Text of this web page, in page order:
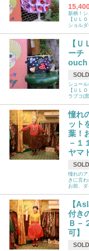
新柄！シ
【ＵＬＯ
ショル
【
ーチ
ouch
シュー
【ＵＬＯ
ラブコ(
憧れ
ット
葉！
－１
ヤマ
憧れのア
きに言
お前、
【
付き
Ｂ－
可】